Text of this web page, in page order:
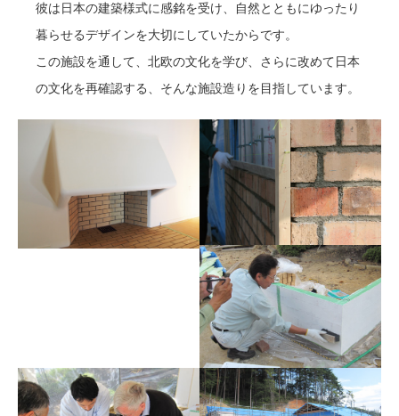
彼は日本の建築様式に感銘を受け、自然とともにゆったり
暮らせるデザインを大切にしていたからです。
この施設を通して、北欧の文化を学び、さらに改めて日本
の文化を再確認する、そんな施設造りを目指しています。
レンガ積み2